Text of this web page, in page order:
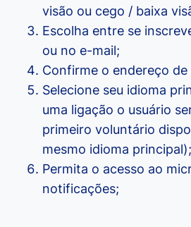
visão ou cego / baixa
Escolha entre se
ou no e-mail;
Confirme o endereço de
Selecione seu idioma
uma ligação o usuário
primeiro voluntário
mesmo idioma principal);
Permita o acesso ao
notificações;